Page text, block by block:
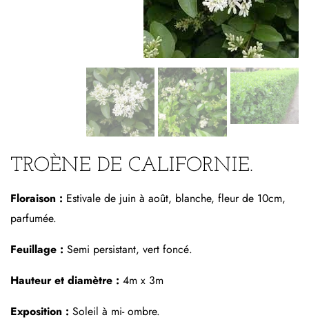
TROÈNE DE CALIFORNIE.
Floraison : Estivale de juin à août, blanche, fleur de 10cm,
parfumée.
Feuillage : Semi persistant, vert foncé.
Hauteur et diamètre : 4m x 3m
Exposition : Soleil à mi- ombre.